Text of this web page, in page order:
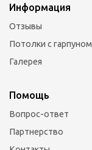
Информация
Отзывы
Потолки с гарпуном
Галерея
Помощь
Вопрос-ответ
Партнерство